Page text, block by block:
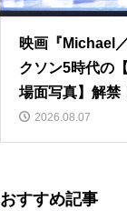
映画『Michael
クソン5時代の
場面写真】解
2026.08.07
おすすめ記事